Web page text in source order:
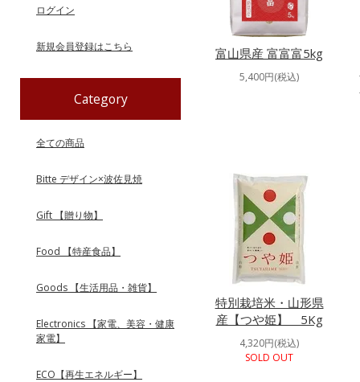
富山県産 富富富5kg
5,400円(税込)
特別栽培米・山形県
産【つや姫】 5Kg
4,320円(税込)
SOLD OUT
ログイン
新規会員登録はこちら
Category
全ての商品
Bitte デザイン×波佐見焼
Gift 【贈り物】
Food 【特産食品】
Goods 【生活用品・雑貨】
Electronics 【家電、美容・健康
家電】
ECO【再生エネルギー】